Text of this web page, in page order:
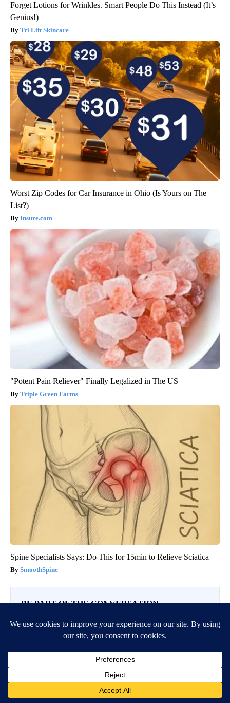
Forget Lotions for Wrinkles. Smart People Do This Instead (It’s
Genius!)
Tri Lift Skincare
Worst Zip Codes for Car Insurance in Ohio (Is Yours on The
List?)
Insure.com
"Potent Pain Reliever" Finally Legalized in The US
Triple Green Farms
Spine Specialists Says: Do This for 15min to Relieve Sciatica
SmoothSpine
BE PART OF THE CONVERSATION
KIFI Local News 8 is committed to providing a forum for
civil and constructive conversation.
Please keep your comments respectful and relevant. You
can review our Community Guidelines by
If you would like to share a story idea, please submit it